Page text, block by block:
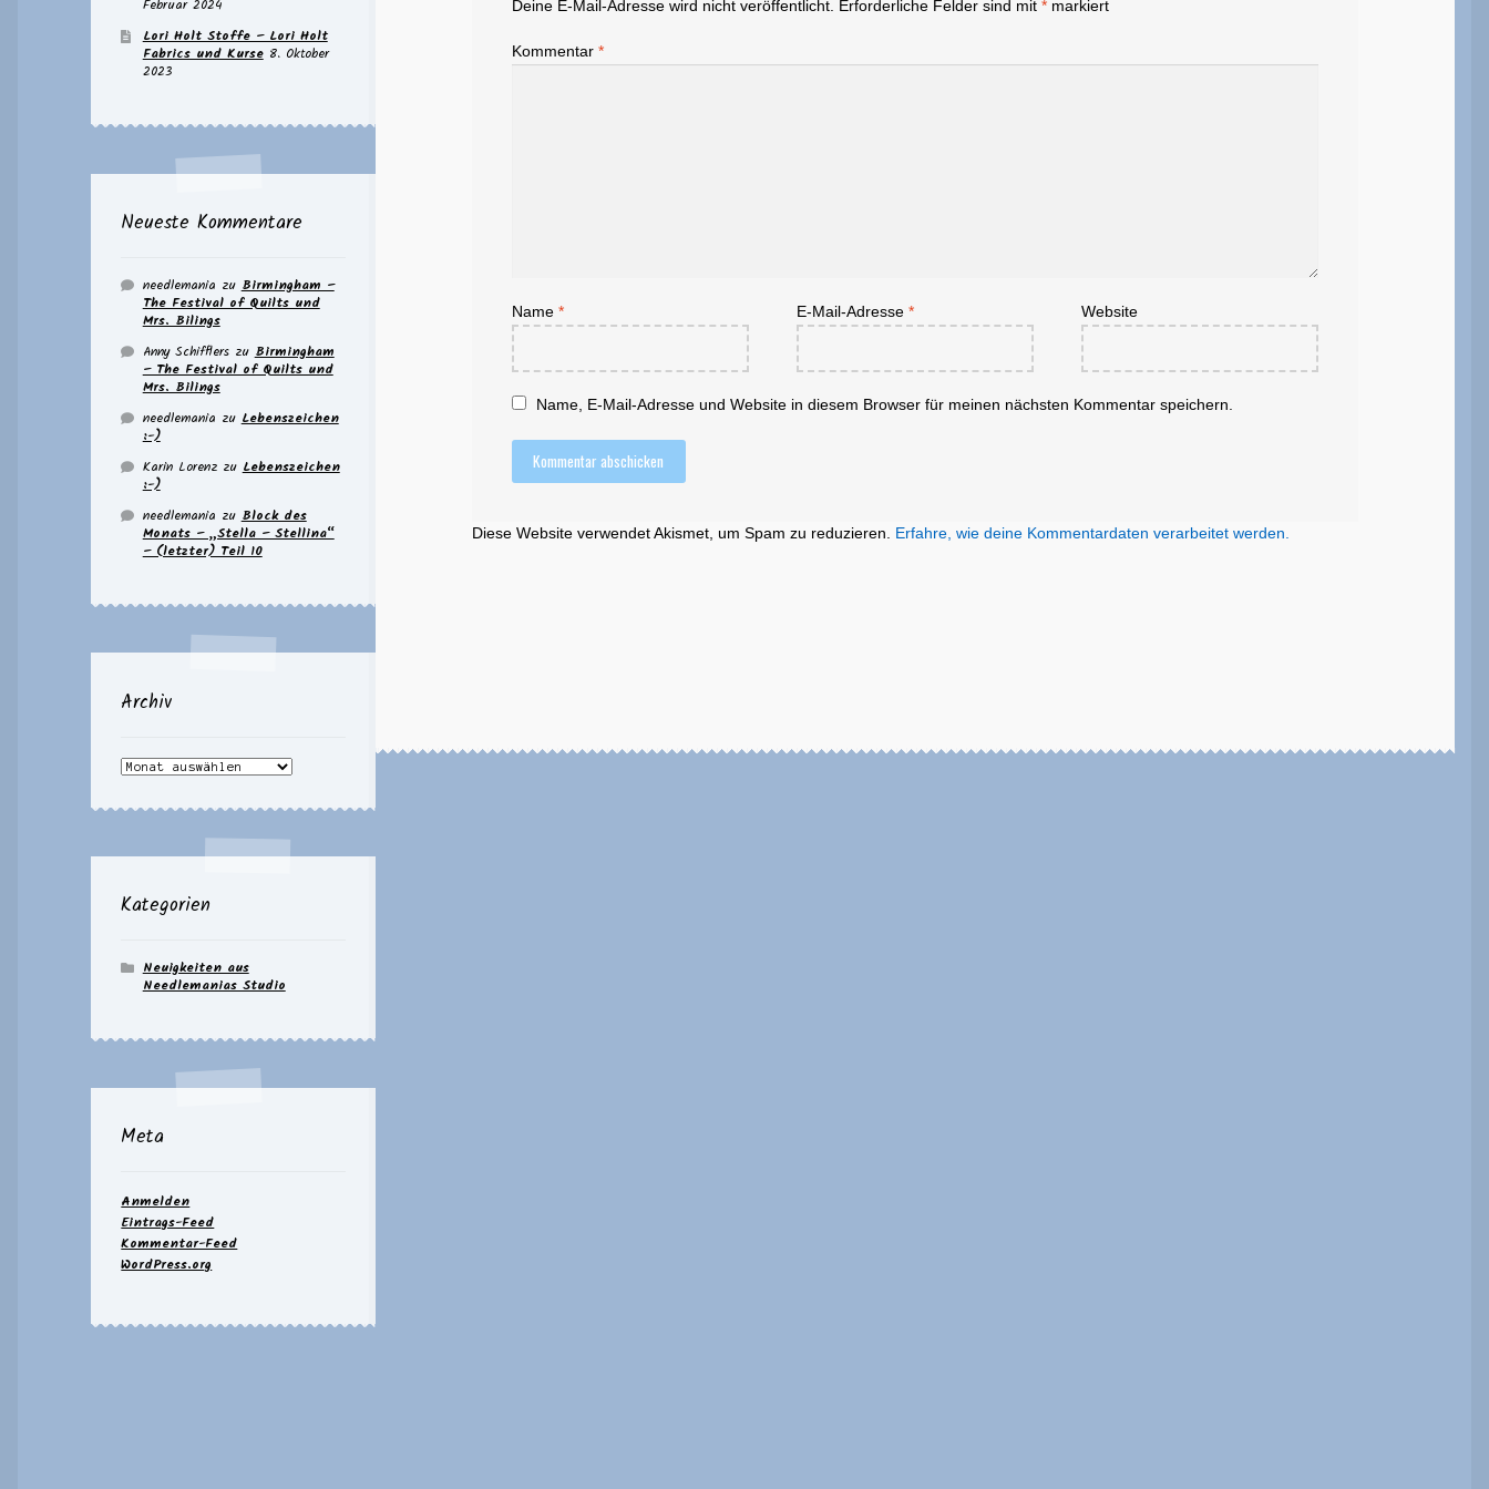
Deine E-Mail-Adresse wird nicht veröffentlicht. Erforderliche Felder sind mit *markiert
Kommentar *
Name * E-Mail-Adresse * Website
Name, E-Mail-Adresse und Website in diesem Browser für meinen nächsten Kommentar speichern.
Diese Website verwendet Akismet, um Spam zu reduzieren. Erfahre, wie deine Kommentardaten verarbeitet werden.
Februar 2024
Lori Holt Stoffe – Lori Holt
Fabrics und Kurse 8. Oktober
2023
Neueste Kommentare
needlemania zuBirmingham –
The Festival of Quilts und
Mrs. Bilings
Anny SchifflerszuBirmingham
– The Festival of Quilts und
Mrs. Bilings
needlemania zuLebenszeichen
:-)
Karin LorenzzuLebenszeichen
:-)
needlemania zuBlock des
Monats – „Stella – Stellina“
– (letzter) Teil 10
Archiv
Archiv
Kategorien
Neuigkeiten aus
Needlemanias Studio
Meta
Anmelden
Eintrags-Feed
Kommentar-Feed
WordPress.org